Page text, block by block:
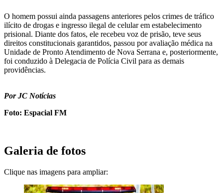
O homem possui ainda passagens anteriores pelos crimes de tráfico
ilícito de drogas e ingresso ilegal de celular em estabelecimento
prisional. Diante dos fatos, ele recebeu voz de prisão, teve seus
direitos constitucionais garantidos, passou por avaliação médica na
Unidade de Pronto Atendimento de Nova Serrana e, posteriormente,
foi conduzido à Delegacia de Polícia Civil para as demais
providências.
Por JC Notícias
Foto: Espacial FM
Galeria de fotos
Clique nas imagens para ampliar: